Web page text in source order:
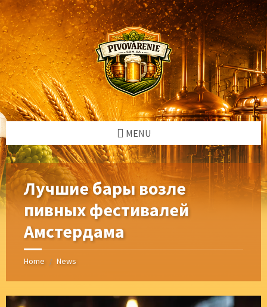
Skip
to
content
Skip
to
left
sidebar
Skip
to
right
sidebar
Skip
to
footer
MENU
Лучшие бары возле
пивных фестивалей
Амстердама
Home / News